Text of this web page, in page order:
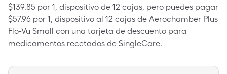
$139.85 por 1, dispositivo de 12 cajas, pero puedes pagar
$57.96 por 1, dispositivo al 12 cajas de Aerochamber Plus
Flo-Vu Small con una tarjeta de descuento para
medicamentos recetados de SingleCare.